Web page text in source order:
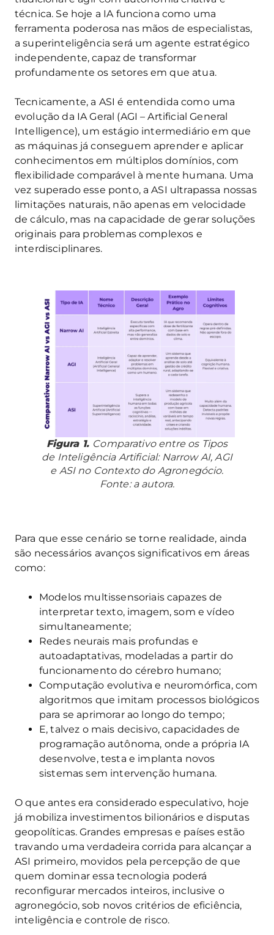
técnica. Se hoje a IA funciona como uma
ferramenta poderosa nas mãos de especialistas,
a superinteligência será um agente estratégico
independente, capaz de transformar
profundamente os setores em que atua.
Tecnicamente, a ASI é entendida como uma
evolução da IA Geral (AGI – Artificial General
Intelligence), um estágio intermediário em que
as máquinas já conseguem aprender e aplicar
conhecimentos em múltiplos domínios, com
flexibilidade comparável à mente humana. Uma
vez superado esse ponto, a ASI ultrapassa nossas
limitações naturais, não apenas em velocidade
de cálculo, mas na capacidade de gerar soluções
originais para problemas complexos e
interdisciplinares.
Figura 1. Comparativo entre os Tipos
de Inteligência Artificial: Narrow AI, AGI
e ASI no Contexto do Agronegócio.
Fonte: a autora.
Para que esse cenário se torne realidade, ainda
são necessários avanços significativos em áreas
como:
Modelos multissensoriais capazes de
interpretar texto, imagem, som e vídeo
simultaneamente;
Redes neurais mais profundas e
autoadaptativas, modeladas a partir do
funcionamento do cérebro humano;
Computação evolutiva e neuromórfica, com
algoritmos que imitam processos biológicos
para se aprimorar ao longo do tempo;
E, talvez o mais decisivo, capacidades de
programação autônoma, onde a própria IA
desenvolve, testa e implanta novos
sistemas sem intervenção humana.
O que antes era considerado especulativo, hoje
já mobiliza investimentos bilionários e disputas
geopolíticas. Grandes empresas e países estão
travando uma verdadeira corrida para alcançar a
ASI primeiro, movidos pela percepção de que
quem dominar essa tecnologia poderá
reconfigurar mercados inteiros, inclusive o
agronegócio, sob novos critérios de eficiência,
inteligência e controle de risco.